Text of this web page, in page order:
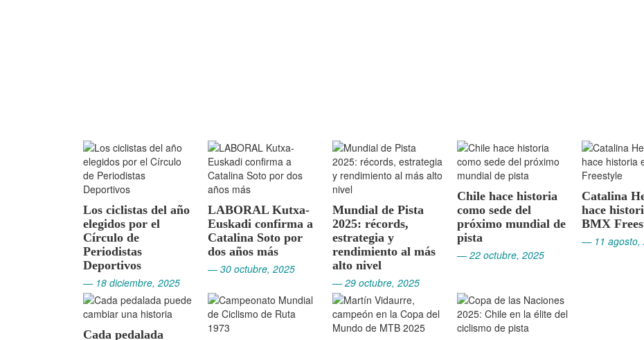
Los ciclistas del año
elegidos por el
Círculo de
Periodistas
Deportivos
— 18 diciembre, 2025
LABORAL Kutxa-
Euskadi confirma a
Catalina Soto por
dos años más
— 30 octubre, 2025
Mundial de Pista
2025: récords,
estrategia y
rendimiento al más
alto nivel
— 29 octubre, 2025
Chile hace historia
como sede del
próximo mundial de
pista
— 22 octubre, 2025
Catalina
hace
BMX
— 11 agosto,
Cada pedalada